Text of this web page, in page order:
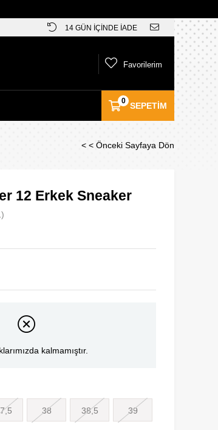
14 GÜN İÇİNDE İADE
SEPETIM
0
Favorilerim
< < Önceki Sayfaya Dön
12 Erkek Sneaker
kalmamıştır.
38 38,5 39